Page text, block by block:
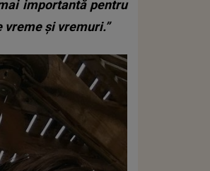
importantă pentru
și vremuri.”